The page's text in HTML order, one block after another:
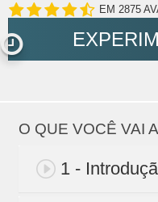
EM 2875
O QUE VOCÊ VAI
1 -